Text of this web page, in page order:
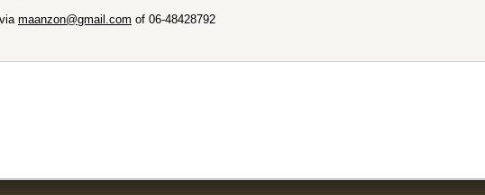
maanzon@gmail.com of 06-48428792